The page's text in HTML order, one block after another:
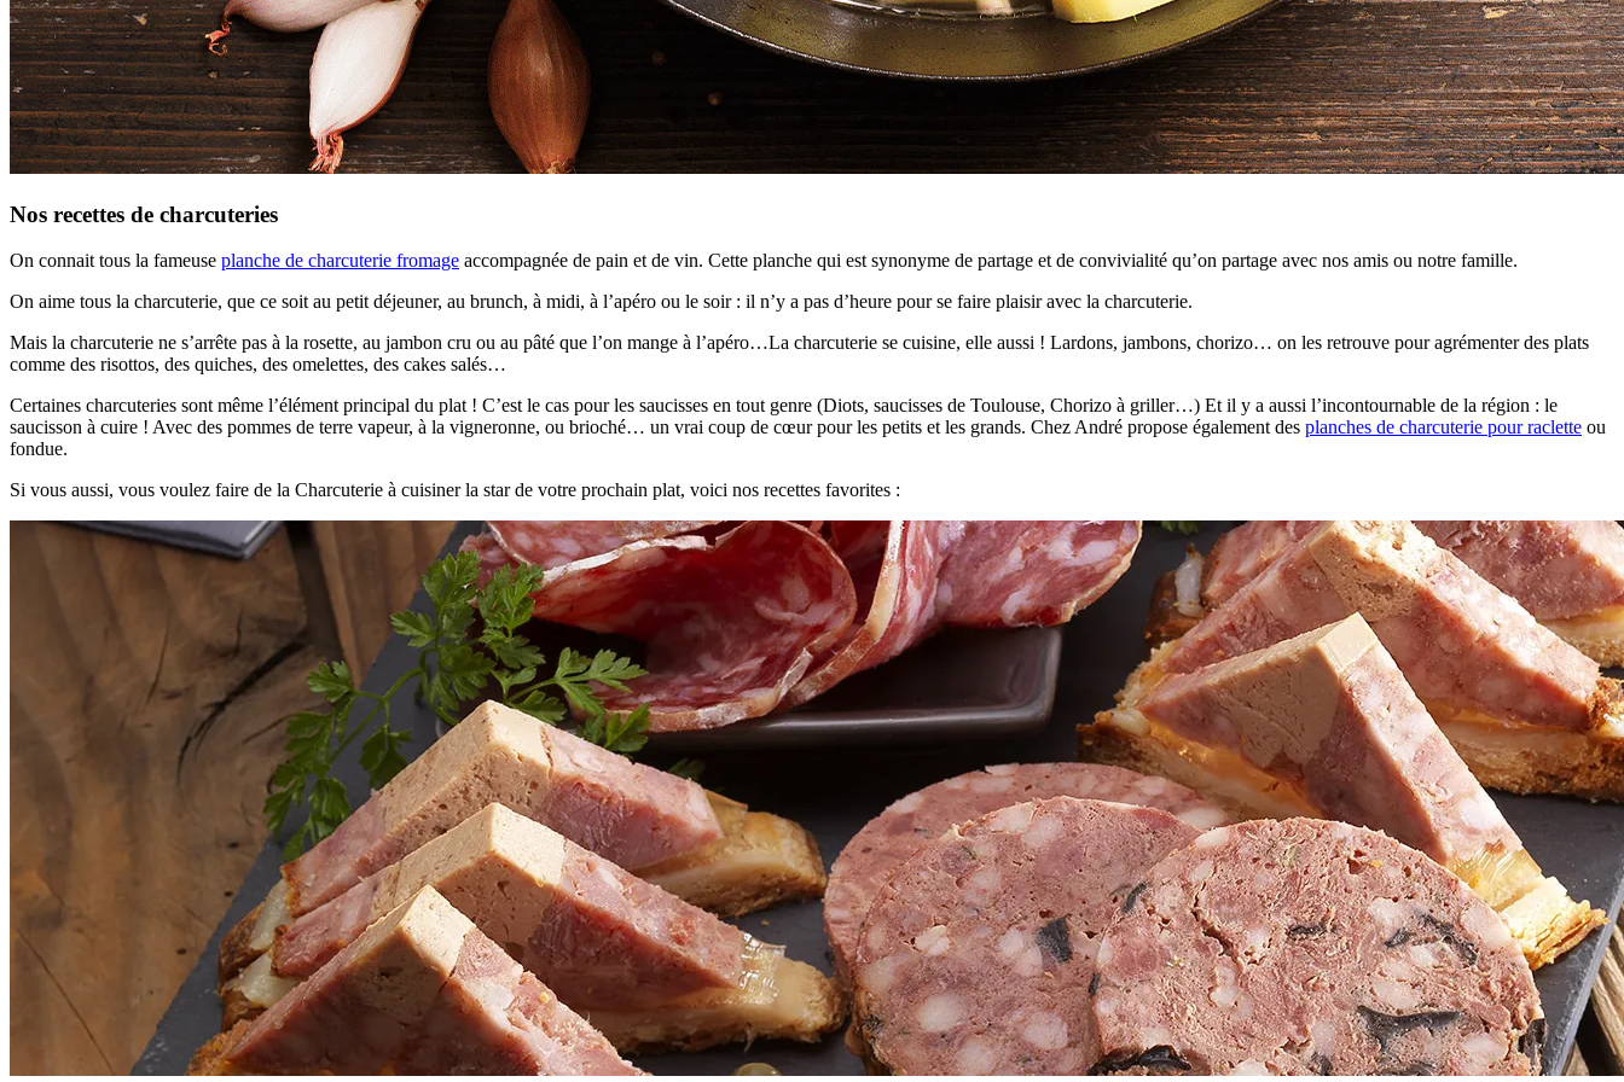
Nos recettes de charcuteries
On connait tous la fameuse planche de charcuterie fromage accompagnée de pain et de vin. Cette planche qui est synonyme de partage et de convivialité qu’on partage avec nos amis ou notre famille.
On aime tous la charcuterie, que ce soit au petit déjeuner, au brunch, à midi, à l’apéro ou le soir : il n’y a pas d’heure pour se faire plaisir avec la charcuterie.
Mais la charcuterie ne s’arrête pas à la rosette, au jambon cru ou au pâté que l’on mange à l’apéro…La charcuterie se cuisine, elle aussi ! Lardons, jambons, chorizo… on les retrouve pour agrémenter des plats
comme des risottos, des quiches, des omelettes, des cakes salés…
Certaines charcuteries sont même l’élément principal du plat ! C’est le cas pour les saucisses en tout genre (Diots, saucisses de Toulouse, Chorizo à griller…) Et il y a aussi l’incontournable de la région : le
saucisson à cuire ! Avec des pommes de terre vapeur, à la vigneronne, ou brioché… un vrai coup de cœur pour les petits et les grands. Chez André propose également des planches de charcuterie pour raclette ou
fondue.
Si vous aussi, vous voulez faire de la Charcuterie à cuisiner la star de votre prochain plat, voici nos recettes favorites :